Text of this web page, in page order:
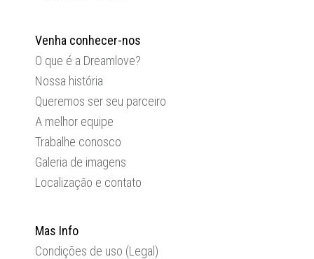
Venha conhecer-nos
O que é a Dreamlove?
Nossa história
Queremos ser seu parceiro
A melhor equipe
Trabalhe conosco
Galeria de imagens
Localização e contato
Mas Info
Condições de uso (Legal)